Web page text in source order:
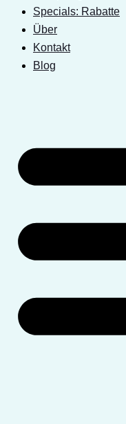
Specials: Rabatte
Über
Kontakt
Blog